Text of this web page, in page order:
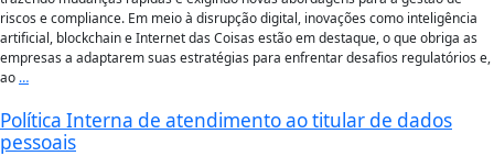
riscos e compliance. Em meio à disrupção digital, inovações como inteligência
artificial, blockchain e Internet das Coisas estão em destaque, o que obriga as
empresas a adaptarem suas estratégias para enfrentar desafios regulatórios e,
ao …
Política Interna de atendimento ao titular de dados
pessoais